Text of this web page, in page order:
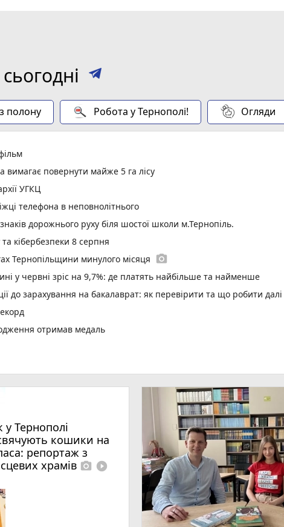
полону Робота у Тернополі! Огляди
вимагає повернути майже 5 га лісу
УГКЦ
телефона в неповнолітнього
дорожнього руху біля шостої школи м.Тернопіль.
кібербезпеки 8 серпня
Тернопільщини минулого місяця photo_camera
у червні зріс на 9,7%: де платять найбільше та найменше
до зарахування на бакалаврат: як перевірити та що робити далі
отримав медаль
в Тернопільській громаді
станцій у школах і садках
новий сімейний лікар
і водії, і пасажири
взуття і втратила понад 63 тисячі гривень
000 гривень на масштабування в межах програми «Траєкторія»
у Тернополі
кошики на
репортаж з
храмів photo_camera play_circle_filled